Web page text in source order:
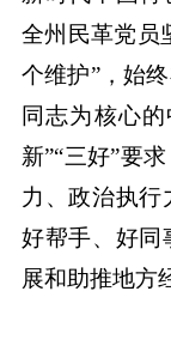
全州民革党员
个维护”，始
同志为核心
新”“三好”要
力、政治执行
好帮手、好同
展和助推地方